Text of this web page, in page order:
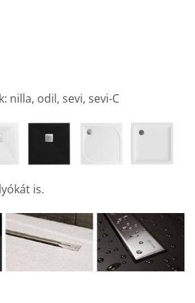
nilla, odil, sevi, sevi-C
is.